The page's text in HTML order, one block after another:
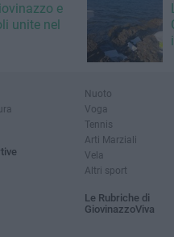
e
unite nel
Nuoto
Voga
Tennis
Arti Marziali
Vela
Altri sport
Le Rubriche di
GiovinazzoViva